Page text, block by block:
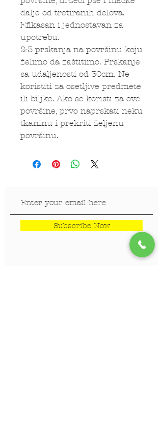
dalje od tretiranih delova.
Efikasan i jednostavan za
upotrebu.
2-3 prskanja na površinu koju
želimo da zaštitimo. Prskanje
sa udaljenosti od 30cm. Ne
koristiti za osetljive predmete
ili biljke. Ako se koristi za ove
površine, prvo naprskati neku
tkaninu i prekriti željenu
površinu.
Subscribe Now